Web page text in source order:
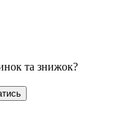
та знижок?